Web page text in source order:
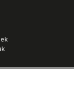
Koleksiyonu